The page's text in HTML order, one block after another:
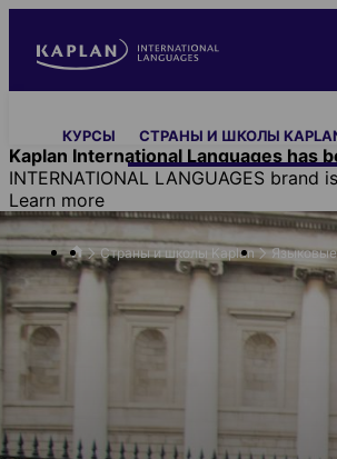
main
content
navigation
КУРСЫ СТРАНЫ И ШКОЛЫ
Kaplan International Languages has
INTERNATIONAL LANGUAGES
Learn more
Страны и школы Kaplan